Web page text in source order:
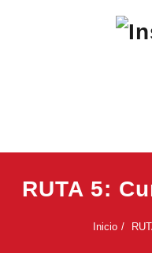
Instituto de
RUTA 5:
Inicio